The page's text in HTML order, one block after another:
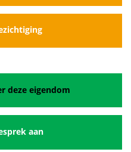
deze eigendom
aan